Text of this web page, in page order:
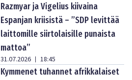
Razmyar ja Vigelius kiivaina
Espanjan kriisistä – ”SDP levittää
laittomille siirtolaisille punaista
mattoa”
31.07.2026 | 18:45
Kymmenet tuhannet afrikkalaiset